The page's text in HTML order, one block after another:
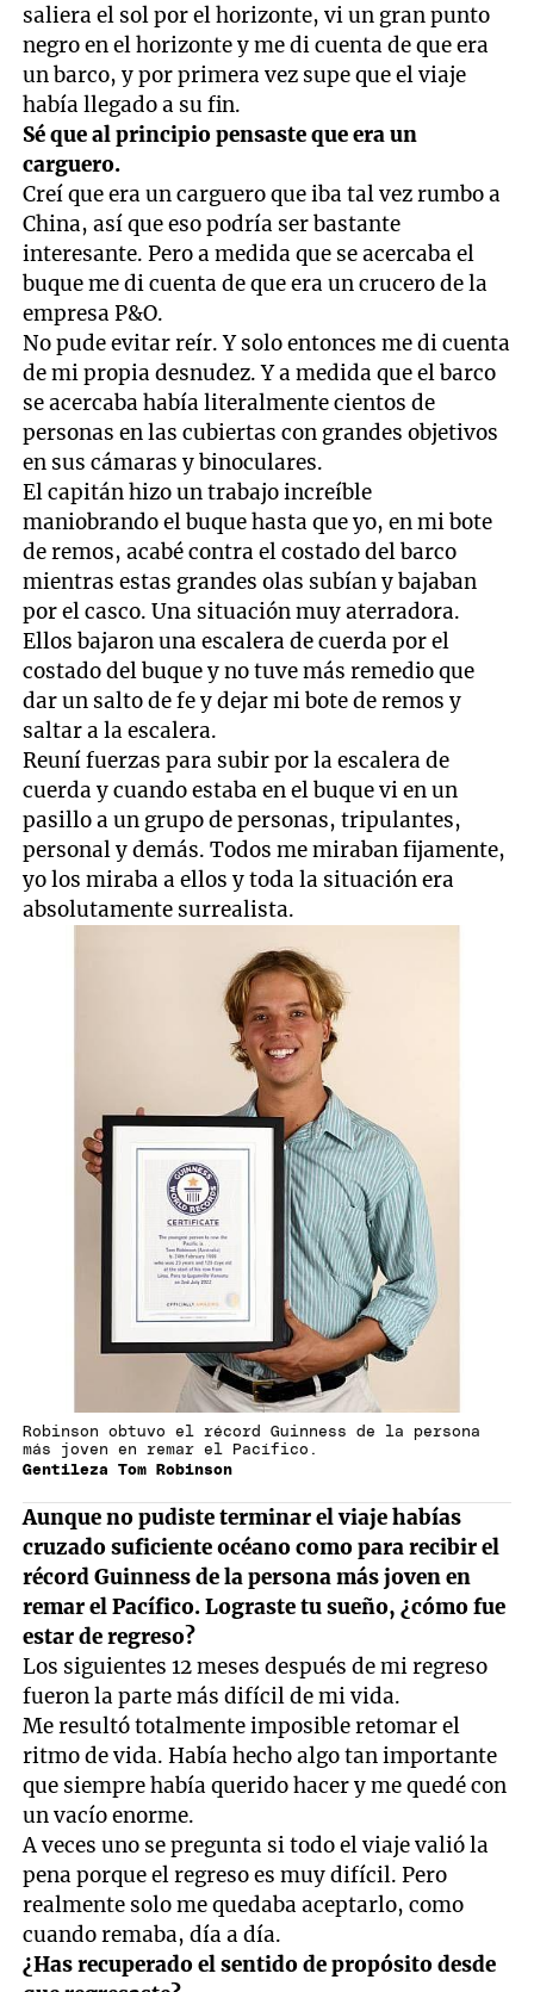
saliera el sol por el horizonte, vi un gran punto
negro en el horizonte y me di cuenta de que era
un barco, y por primera vez supe que el viaje
había llegado a su fin.
Sé que al principio pensaste que era un
carguero.
Creí que era un carguero que iba tal vez rumbo a
China, así que eso podría ser bastante
interesante. Pero a medida que se acercaba el
buque me di cuenta de que era un crucero de la
empresa P&O.
No pude evitar reír. Y solo entonces me di cuenta
de mi propia desnudez. Y a medida que el barco
se acercaba había literalmente cientos de
personas en las cubiertas con grandes objetivos
en sus cámaras y binoculares.
El capitán hizo un trabajo increíble
maniobrando el buque hasta que yo, en mi bote
de remos, acabé contra el costado del barco
mientras estas grandes olas subían y bajaban
por el casco. Una situación muy aterradora.
Ellos bajaron una escalera de cuerda por el
costado del buque y no tuve más remedio que
dar un salto de fe y dejar mi bote de remos y
saltar a la escalera.
Reuní fuerzas para subir por la escalera de
cuerda y cuando estaba en el buque vi en un
pasillo a un grupo de personas, tripulantes,
personal y demás. Todos me miraban fijamente,
yo los miraba a ellos y toda la situación era
absolutamente surrealista.
Gentileza Tom Robinson
Robinson obtuvo el récord Guinness de la persona
más joven en remar el Pacífico.
Aunque no pudiste terminar el viaje habías
cruzado suficiente océano como para recibir el
récord Guinness de la persona más joven en
remar el Pacífico. Lograste tu sueño, ¿cómo fue
estar de regreso?
Los siguientes 12 meses después de mi regreso
fueron la parte más difícil de mi vida.
Me resultó totalmente imposible retomar el
ritmo de vida. Había hecho algo tan importante
que siempre había querido hacer y me quedé con
un vacío enorme.
A veces uno se pregunta si todo el viaje valió la
pena porque el regreso es muy difícil. Pero
realmente solo me quedaba aceptarlo, como
cuando remaba, día a día.
¿Has recuperado el sentido de propósito desde